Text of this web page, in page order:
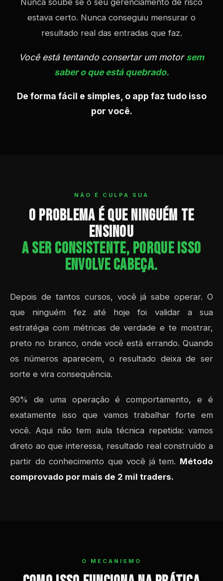
Nunca soube se o seu gerenciamento de risco
estava certo. Nunca conseguiu mensurar o
resultado real das entradas que faz.
Você está tentando consertar um motorsem
saber o que está quebrado.
De forma fácil e simples, o app faz tudo isso
por você.
NÃO É CULPA SUA
O problema é que ninguém te
ensinou
a ser consistente, porque isso
envolve cabeça.
Depois de tantos cursos, você já sabe operar. O
que ninguém fez até hoje foi validar a sua
estratégia com métricas de verdade e te mostrar,
preto no branco, onde você está errando. Quando
os números aparecem, o resultado deixa de ser
sorte e vira consequência.
90% de uma operação é comportamento, e é
exatamente isso que vamos trabalhar forte em
você. Aqui não tem aula técnica repetida: vamos
direto ao que interessa, resultado real construído a
partir do conhecimento que você já tem. Método
comprovado por mais de 2 mil traders.
O MECANISMO